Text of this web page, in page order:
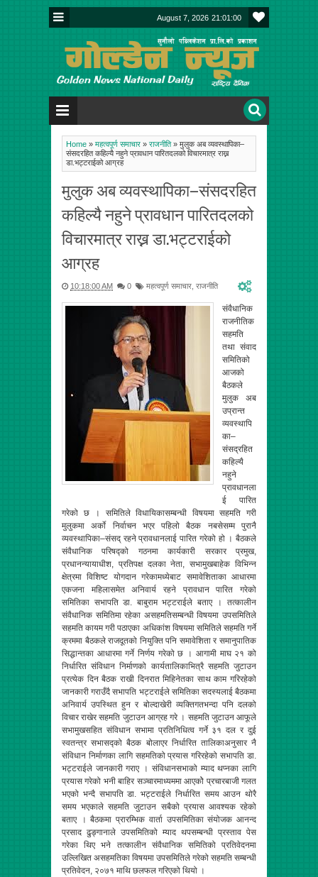
August 7, 2026 21:01:01
Home » महत्वपूर्ण समाचार » राजनीति » मुलुक अब व्यवस्थापिका–
संसदरहित कहिल्यै नहुने प्रावधान पारितदलको विचारमात्र राख्न
डा.भट्टराईको आग्रह
मुलुक अब व्यवस्थापिका–संसदरहित
कहिल्यै नहुने प्रावधान पारितदलको
विचारमात्र राख्न डा.भट्टराईको
आग्रह
10:18:00 AM 0 महत्वपूर्ण समाचार राजनीति
संवैधानिक
राजनीतिक
सहमति
तथा संवाद
समितिको
आजको
बैठकले
मुलुक अब
उप्रान्त
व्यवस्थापि
का–
संसद्रहित
कहिल्यै
नहुने
प्रावधानला
ई पारित
गरेको छ । समितिले विधायिकासम्बन्धी विषयमा सहमति गरी
मुलुकमा अर्काे निर्वाचन भएर पहिलो बैठक नबसेसम्म पुरानै
व्यवस्थापिका–संसद् रहने प्रावधानलाई पारित गरेको हो । बैठकले
संवैधानिक परिषद्को गठनमा कार्यकारी सरकार प्रमुख,
प्रधानन्यायाधीश, प्रतिपक्ष दलका नेता, सभामुखबाहेक विभिन्न
क्षेत्रमा विशिष्ट योगदान गरेकामध्येबाट समावेशिताका आधारमा
एकजना महिलासमेत अनिवार्य रहने प्रावधान पारित गरेको
समितिका सभापति डा. बाबुराम भट्टराईले बताए । तत्कालीन
संवैधानिक समितिमा रहेका असहमतिसम्बन्धी विषयमा उपसमितिले
सहमति कायम गरी पठाएका अधिकांश विषयमा समितिले सहमति गर्ने
क्रममा बैठकले राजदूतको नियुक्ति पनि समावेशिता र समानुपातिक
सिद्धान्तका आधारमा गर्ने निर्णय गरेको छ । आगामी माघ २१ को
निर्धारित संविधान निर्माणको कार्यतालिकाभित्रै सहमति जुटाउन
प्रत्येक दिन बैठक राखी दिनरात मिहिनेतका साथ काम गरिरहेको
जानकारी गराउँदै सभापति भट्टराईले समितिका सदस्यलाई बैठकमा
अनिवार्य उपस्थित हुन र बोल्दाखेरी व्यक्तिगतभन्दा पनि दलको
विचार राखेर सहमति जुटाउन आग्रह गरे । सहमति जुटाउन आफूले
सभामुखसहित संविधान सभामा प्रतिनिधित्व गर्ने ३१ दल र दुई
स्वतन्त्र सभासद्को बैठक बोलाएर निर्धारित तालिकाअनुसार नै
संविधान निर्माणका लागि सहमतिको प्रयास गरिरहेको सभापति डा.
भट्टराईले जानकारी गराए । संविधानसभाको म्याद थप्नका लागि
प्रयास गरेको भनी बाहिर सञ्चारमाध्यममा आएकोे प्रचारबाजी गलत
भएको भन्दै सभापति डा. भट्टराईले निर्धारित समय आउन थोरै
समय भएकाले सहमति जुटाउन सबैको प्रयास आवश्यक रहेको
बताए । बैठकमा प्रारम्भिक वार्ता उपसमितिका संयोजक आनन्द
प्रसाद ढुङ्गानाले उपसमितिको म्याद थपसम्बन्धी प्रस्ताव पेस
गरेका थिए भने तत्कालीन संवैधानिक समितिको प्रतिवेदनमा
उल्लिखित असहमतिका विषयमा उपसमितिले गरेको सहमति सम्बन्धी
प्रतिवेदन, २०७१ माथि छलफल गरिएको थियो ।